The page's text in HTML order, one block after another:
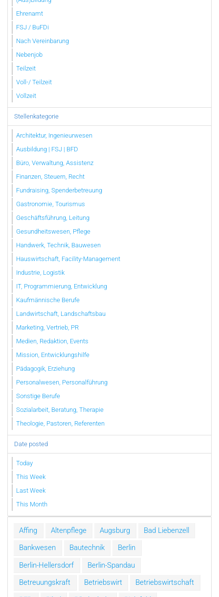
Ehrenamt
FSJ / BuFDi
Nach Vereinbarung
Nebenjob
Teilzeit
Voll-/ Teilzeit
Vollzeit
Stellenkategorie
Architektur, Ingenieurwesen
Ausbildung | FSJ | BFD
Büro, Verwaltung, Assistenz
Finanzen, Steuern, Recht
Fundraising, Spenderbetreuung
Gastronomie, Tourismus
Geschäftsführung, Leitung
Gesundheitswesen, Pflege
Handwerk, Technik, Bauwesen
Hauswirtschaft, Facility-Management
Industrie, Logistik
IT, Programmierung, Entwicklung
Kaufmännische Berufe
Landwirtschaft, Landschaftsbau
Marketing, Vertrieb, PR
Medien, Redaktion, Events
Mission, Entwicklungshilfe
Pädagogik, Erziehung
Personalwesen, Personalführung
Sonstige Berufe
Sozialarbeit, Beratung, Therapie
Theologie, Pastoren, Referenten
Date posted
Today
This Week
Last Week
This Month
Affing Altenpflege Augsburg
Bad Liebenzell
Bankwesen
Bautechnik
Berlin
Berlin-Hellersdorf
Berlin-Spandau
Betreuungskraft
Betriebswirt
Betriebswirtschaft